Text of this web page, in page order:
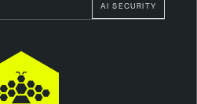
AI SECURITY